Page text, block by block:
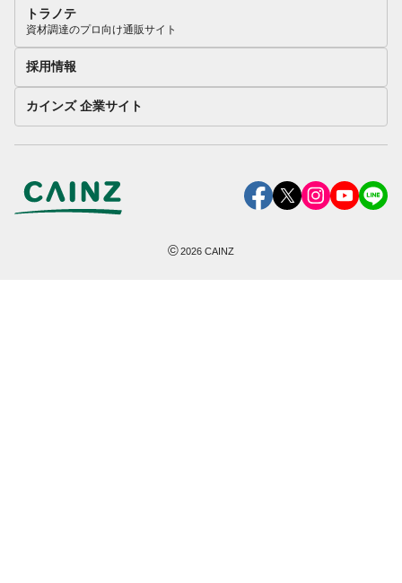
トラノテ
資材調達のプロ向け通販サイト
採用情報
カインズ 企業サイト
©2026 CAINZ